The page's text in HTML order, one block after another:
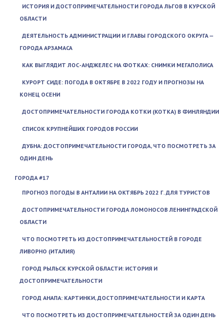
ИСТОРИЯ И ДОСТОПРИМЕЧАТЕЛЬНОСТИ ГОРОДА ЛЬГОВ В КУРСКОЙ
ОБЛАСТИ
ДЕЯТЕЛЬНОСТЬ АДМИНИСТРАЦИИ И ГЛАВЫ ГОРОДСКОГО ОКРУГА —
ГОРОДА АРЗАМАСА
КАК ВЫГЛЯДИТ ЛОС-АНДЖЕЛЕС НА ФОТКАХ: СНИМКИ МЕГАПОЛИСА
КУРОРТ СИДЕ: ПОГОДА В ОКТЯБРЕ В 2022 ГОДУ И ПРОГНОЗЫ НА
КОНЕЦ ОСЕНИ
ДОСТОПРИМЕЧАТЕЛЬНОСТИ ГОРОДА КОТКИ (KOTKA) В ФИНЛЯНДИИ
СПИСОК КРУПНЕЙШИХ ГОРОДОВ РОССИИ
ДУБНА: ДОСТОПРИМЕЧАТЕЛЬНОСТИ ГОРОДА, ЧТО ПОСМОТРЕТЬ ЗА
ОДИН ДЕНЬ
ГОРОДА #17
ПРОГНОЗ ПОГОДЫ В АНТАЛИИ НА ОКТЯБРЬ 2022 Г. ДЛЯ ТУРИСТОВ
ДОСТОПРИМЕЧАТЕЛЬНОСТИ ГОРОДА ЛОМОНОСОВ ЛЕНИНГРАДСКОЙ
ОБЛАСТИ
ЧТО ПОСМОТРЕТЬ ИЗ ДОСТОПРИМЕЧАТЕЛЬНОСТЕЙ В ГОРОДЕ
ЛИВОРНО (ИТАЛИЯ)
ГОРОД РЫЛЬСК КУРСКОЙ ОБЛАСТИ: ИСТОРИЯ И
ДОСТОПРИМЕЧАТЕЛЬНОСТИ
ГОРОД АНАПА: КАРТИНКИ, ДОСТОПРИМЕЧАТЕЛЬНОСТИ И КАРТА
ЧТО ПОСМОТРЕТЬ ИЗ ДОСТОПРИМЕЧАТЕЛЬНОСТЕЙ ЗА ОДИН ДЕНЬ